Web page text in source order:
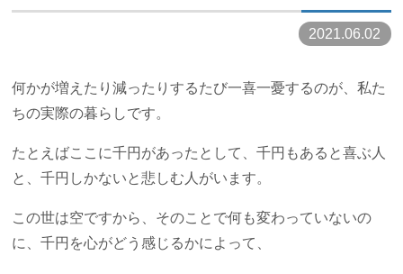
2021.06.02
何かが増えたり減ったりするたび一喜一憂するのが、私た
ちの実際の暮らしです。
たとえばここに千円があったとして、千円もあると喜ぶ人
と、千円しかないと悲しむ人がいます。
この世は空ですから、そのことで何も変わっていないの
に、千円を心がどう感じるかによって、